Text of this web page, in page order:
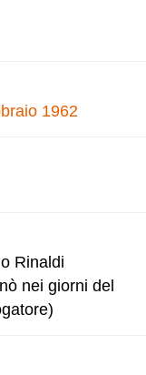
1962
Rinaldi
nei giorni del